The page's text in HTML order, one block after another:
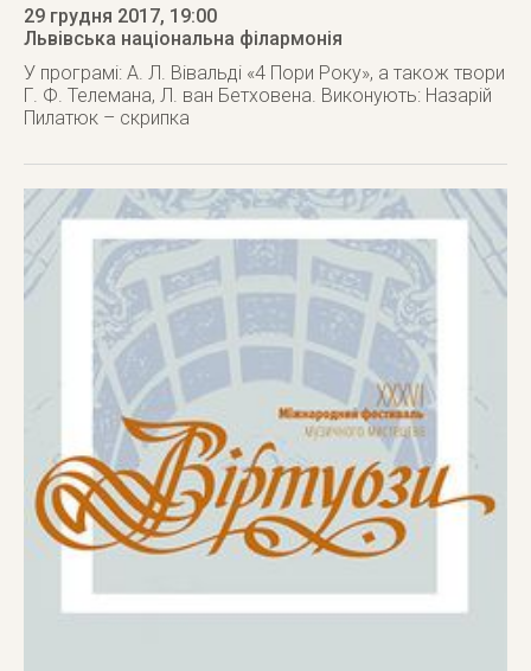
29 грудня 2017, 19:00
Львівська національна філармонія
У програмі: А. Л. Вівальді «4 Пори Року», а також твори
Г. Ф. Телемана, Л. ван Бетховена. Виконують: Назарій
Пилатюк – скрипка